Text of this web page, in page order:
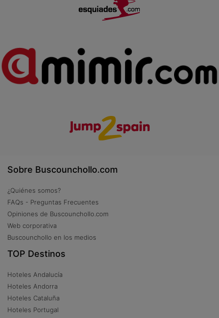
Sobre Buscounchollo.com
¿Quiénes somos?
FAQs - Preguntas Frecuentes
Opiniones de Buscounchollo.com
Web corporativa
Buscounchollo en los medios
TOP Destinos
Hoteles Andalucía
Hoteles Andorra
Hoteles Cataluña
Hoteles Portugal